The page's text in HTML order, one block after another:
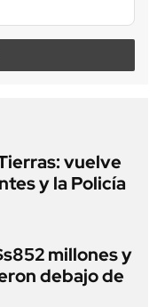
vuelve
y la Policía
millones y
debajo de